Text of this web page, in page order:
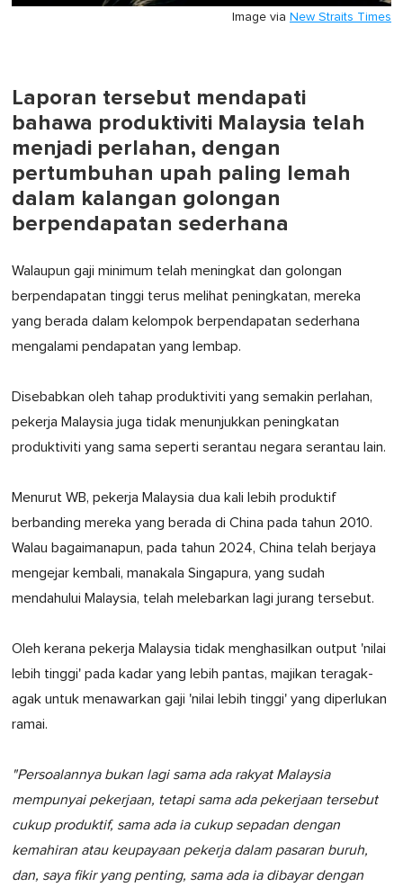
Image via New Straits Times
Laporan tersebut mendapati
bahawa produktiviti Malaysia telah
menjadi perlahan, dengan
pertumbuhan upah paling lemah
dalam kalangan golongan
berpendapatan sederhana
Walaupun gaji minimum telah meningkat dan golongan
berpendapatan tinggi terus melihat peningkatan, mereka
yang berada dalam kelompok berpendapatan sederhana
mengalami pendapatan yang lembap.
Disebabkan oleh tahap produktiviti yang semakin perlahan,
pekerja Malaysia juga tidak menunjukkan peningkatan
produktiviti yang sama seperti serantau negara serantau lain.
Menurut WB, pekerja Malaysia dua kali lebih produktif
berbanding mereka yang berada di China pada tahun 2010.
Walau bagaimanapun, pada tahun 2024, China telah berjaya
mengejar kembali, manakala Singapura, yang sudah
mendahului Malaysia, telah melebarkan lagi jurang tersebut.
Oleh kerana pekerja Malaysia tidak menghasilkan output 'nilai
lebih tinggi' pada kadar yang lebih pantas, majikan teragak-
agak untuk menawarkan gaji 'nilai lebih tinggi' yang diperlukan
ramai.
"Persoalannya bukan lagi sama ada rakyat Malaysia
mempunyai pekerjaan, tetapi sama ada pekerjaan tersebut
cukup produktif, sama ada ia cukup sepadan dengan
kemahiran atau keupayaan pekerja dalam pasaran buruh,
dan, saya fikir yang penting, sama ada ia dibayar dengan